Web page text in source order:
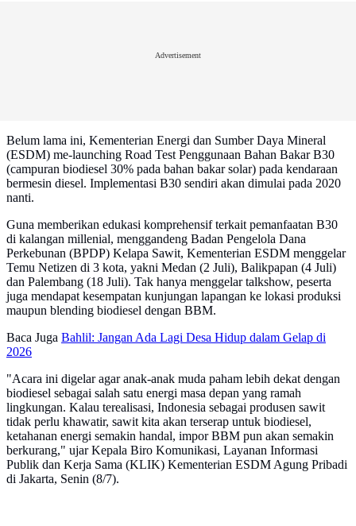
Advertisement
Belum lama ini, Kementerian Energi dan Sumber Daya Mineral
(ESDM) me-launching Road Test Penggunaan Bahan Bakar B30
(campuran biodiesel 30% pada bahan bakar solar) pada kendaraan
bermesin diesel. Implementasi B30 sendiri akan dimulai pada 2020
nanti.
Guna memberikan edukasi komprehensif terkait pemanfaatan B30
di kalangan millenial, menggandeng Badan Pengelola Dana
Perkebunan (BPDP) Kelapa Sawit, Kementerian ESDM menggelar
Temu Netizen di 3 kota, yakni Medan (2 Juli), Balikpapan (4 Juli)
dan Palembang (18 Juli). Tak hanya menggelar talkshow, peserta
juga mendapat kesempatan kunjungan lapangan ke lokasi produksi
maupun blending biodiesel dengan BBM.
Baca Juga Bahlil: Jangan Ada Lagi Desa Hidup dalam Gelap di
2026
"Acara ini digelar agar anak-anak muda paham lebih dekat dengan
biodiesel sebagai salah satu energi masa depan yang ramah
lingkungan. Kalau terealisasi, Indonesia sebagai produsen sawit
tidak perlu khawatir, sawit kita akan terserap untuk biodiesel,
ketahanan energi semakin handal, impor BBM pun akan semakin
berkurang," ujar Kepala Biro Komunikasi, Layanan Informasi
Publik dan Kerja Sama (KLIK) Kementerian ESDM Agung Pribadi
di Jakarta, Senin (8/7).